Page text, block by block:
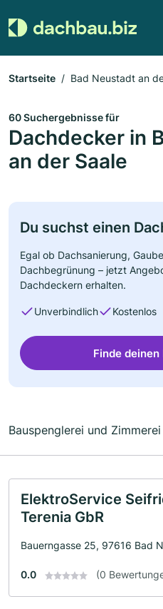
Startseite Bad Neustadt an
60 Suchergebnisse für
Dachdecker in
an der Saale
Du suchst einen
Egal ob Dachsanierung,
Dachbegrünung – jetzt
Dachdeckern erhalten.
Unverbindlich Kostenlos
Finde
Bauspenglerei und
ElektroService
Terenia GbR
Bauerngasse 25, 97616 Bad
0.0 (0